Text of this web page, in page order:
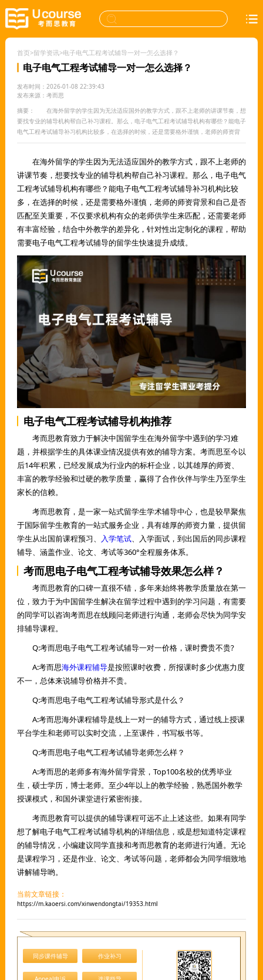
首页>留学资讯>电子电气工程考试辅导一对一怎么选择？
电子电气工程考试辅导一对一怎么选择？
发布时间：2026-01-08 22:39:43
发布来源：考而思
摘要： 在海外留学的学生因为无法适应国外的教学方式，跟不上老师的讲课节奏，想
要找专业的辅导机构帮自己补习课程。那么，电子电气工程考试辅导机构有哪些？能电子
电气工程考试辅导补习机构比较多，在选择的时候，还是需要格外谨慎，老师的师资背
在海外留学的学生因为无法适应国外的教学方式，跟不上老师的
讲课节奏，想要找专业的辅导机构帮自己补习课程。那么，电子电气
工程考试辅导机构有哪些？能电子电气工程考试辅导补习机构比较
多，在选择的时候，还是需要格外谨慎，老师的师资背景和自己是否
匹配至关重要，不仅要求机构有众的老师供学生来匹配，还需要老师
有丰富经验，结合中外教学的差异化，针对性出定制化的课程，帮助
需要电子电气工程考试辅导的留学生快速提升成绩。
电子电气工程考试辅导机构推荐
考而思教育致力于解决中国留学生在海外留学中遇到的学习难
题，并根据学生的具体课业情况提供有效的辅导方案。考而思至今以
后14年积累，已经发展成为行业内的标杆企业，以其雄厚的师资、
丰富的教学经验和过硬的教学质量，赢得了合作伙伴与学生乃至学生
家长的信赖。
考而思教育，是一家一站式留学生学术辅导中心，也是较早聚焦
于国际留学生教育的一站式服务企业，具有雄厚的师资力量，提供留
学生从出国前课程预习、
入学笔试、入学面试，到出国后的同步课程
辅导、涵盖作业、论文、考试等360°全程服务体系。
考而思电子电气工程考试辅导效果怎么样？
考而思教育的口碑一直很不错，多年来始终将教学质量放在第一
位，致力于为中国留学生解决在留学过程中遇到的学习问题，有需要
的同学可以咨询考而思在线顾问老师进行沟通，老师会尽快为同学安
排辅导课程。
Q:考而思电子电气工程考试辅导一对一价格，课时费贵不贵?
A:考而思海外课程辅导是按照课时收费，所报课时多少优惠力度
不一，总体来说辅导价格并不贵。
Q:考而思电子电气工程考试辅导形式是什么？
A:考而思海外课程辅导是线上一对一的辅导方式，通过线上授课
平台学生和老师可以实时交流，上至课件，书写板书等。
Q:考而思电子电气工程考试辅导老师怎么样？
A:考而思的老师多有海外留学背景，Top100名校的优秀毕业
生，硕士学历，博士老师。至少4年以上的教学经验，熟悉国外教学
授课模式，和国外课堂进行紧密衔接。
考而思教育可以提供的辅导课程可远不止上述这些。如果有同学
想了解电子电气工程考试辅导机构的详细信息，或是想知道特定课程
的辅导情况，小编建议同学直接和考而思教育的老师进行沟通。无论
是课程学习，还是作业、论文、考试等问题，老师都会为同学细致地
讲解辅导哟。
当前文章链接：
https://m.kaoersi.com/xinwendongtai/19353.html
同步课件辅导 作业补习